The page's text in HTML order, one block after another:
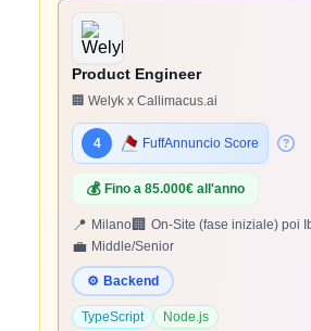
Product Engineer
🏢 Welyk x Callimacus.ai
4 FuffAnnuncio Score
💰 Fino a 85.000€ all'anno
📍 Milano🏢 On-Site (fase iniziale) poi
💼 Middle/Senior
⚙️ Backend
TypeScript Node.js